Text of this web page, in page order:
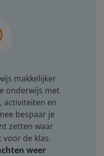
makkelijker
onderwijs met
activiteiten en
bespaar je
zetten waar
de klas.
weer